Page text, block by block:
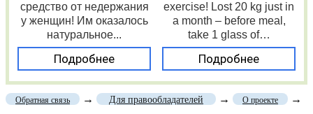
средство от недержания
у женщин! Им оказалось
натуральное...
Подробнее
exercise! Lost 20 kg just in
a month – before meal,
take 1 glass of…
Подробнее
Обратная связь → Для правообладателей → О проекте
→